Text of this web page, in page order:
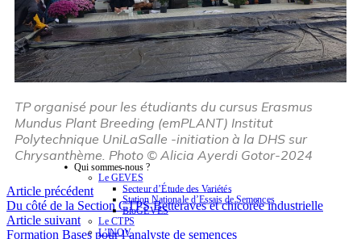
TP organisé pour les étudiants du cursus Erasmus
Mundus Plant Breeding (emPLANT) Institut
Polytechnique UniLaSalle -initiation à la DHS sur
Chrysanthème. Photo © Alicia Ayerdi Gotor-2024
Article précédent
Du côté de la Section CTPS Betteraves et chicorée industrielle
Article suivant
Formation Bases pour l’analyste de semences
Qui sommes-nous ?
Le GEVES
Secteur d’Étude des Variétés
Station Nationale d’Essais de Semences
BioGEVES
Le CTPS
L’INOV